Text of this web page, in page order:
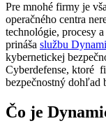
Pre mnohé firmy je
operačného centra
technológie, procesy
prináša službu
kybernetickej
Cyberdefense, ktoré
bezpečnostný dohľad
Čo je